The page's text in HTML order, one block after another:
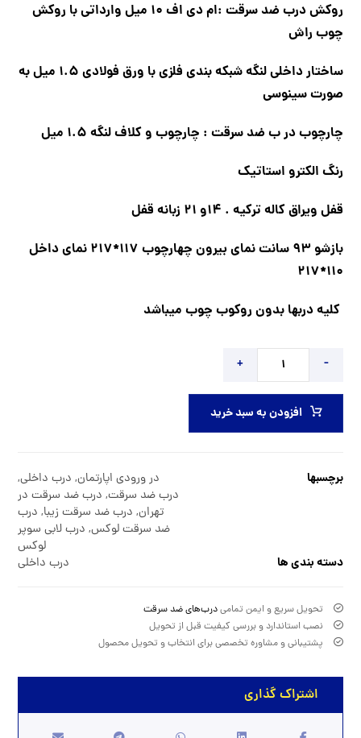
روکش درب ضد سرقت :ام دی اف 10 میل وارداتی با روکش
چوب راش
ساختار داخلی لنگه شبکه بندی فلزی با ورق فولادی 1.5 میل به
صورت سینوسی
چارچوب در ب ضد سرقت : چارچوب و کلاف لنگه 1.5 میل
رنگ الکترو استاتیک
قفل ویراق کاله ترکیه . 14و 21 زبانه قفل
بازشو 93 سانت نمای بیرون چهارچوب 117*217 نمای داخل
110*217
کلیه دربها بدون روکوب چوب میباشد
-
+
افزودن به سبد خرید
برچسبها در ورودی اپارتمان, درب داخلی,
درب ضد سرقت, درب ضد سرقت در
تهران, درب ضد سرقت زیبا, درب
ضد سرقت لوکس, درب لابی سوپر
لوکس
دسته بندی ها
درب داخلی
تحویل سریع و ایمن تمامیدرب‌های ضد سرقت
نصب استاندارد و بررسی کیفیت قبل از تحویل
پشتیبانی و مشاوره تخصصی برای انتخاب و تحویل محصول